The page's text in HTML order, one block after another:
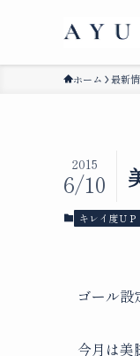
ホーム 最新
2015
6/10
キレイ度ＵＰ
ゴール設
今月は美